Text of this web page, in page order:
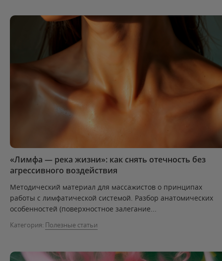
«Лимфа — река жизни»: как снять отечность без
агрессивного воздействия
Методический материал для массажистов о принципах
работы с лимфатической системой. Разбор анатомических
особенностей (поверхностное залегание...
Категория: Полезные статьи